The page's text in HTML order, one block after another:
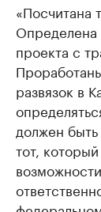
«Посчитана
Определена
проекта с
развязок в
должен
тот,